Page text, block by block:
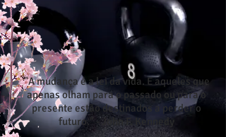
"A mudança é a lei da vida. E aqueles que
apenas olham para o passado ou para o
presente estão destinados a perder o
futuro." - John F. Kennedy